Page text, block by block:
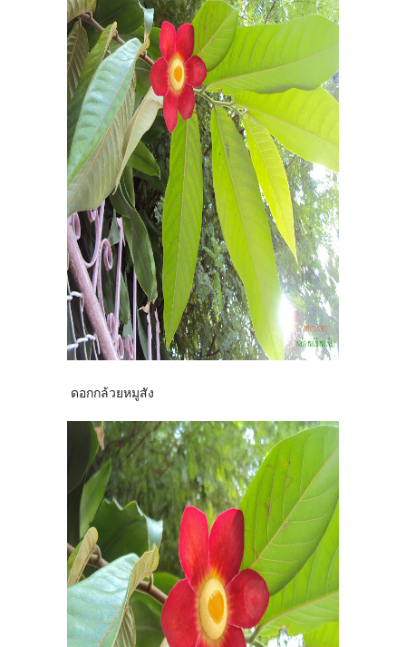
ดอกกล้วยหมูสัง